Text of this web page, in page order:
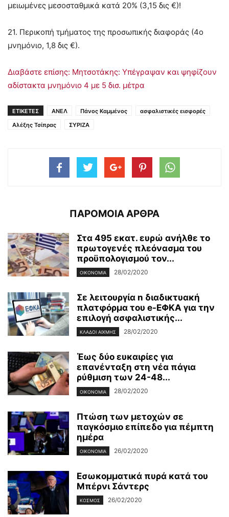
μειωμένες μεσοσταθμικά κατά 20% (3,15 δις €)!
21. Περικοπή τμήματος της προσωπικής διαφοράς (4ο
μνημόνιο, 1,8 δις €).
Διαβάστε επίσης: Μητσοτάκης: Υπέγραψαν και ψηφίζουν
αδίστακτα μνημόνιο 4 με 5 δισ. μέτρα
ΕΤΙΚΕΤΕΣ ΑΝΕΛ Πάνος Καμμένος
ασφαλιστικές εισφορές
Αλέξης Τσίπρας
ΣΥΡΙΖΑ
ΠΑΡΟΜΟΙΑ ΑΡΘΡΑ
Στα 495 εκατ. ευρώ ανήλθε το
πρωτογενές πλεόνασμα του
προϋπολογισμού τον...
ΟΙΚΟΝΟΜΊΑ 28/02/2020
Σε λειτουργία n διαδικτυακή
πλατφόρμα του e-ΕΦΚΑ για την
επιλογή ασφαλιστικής...
ΚΛΆΔΟΙ ΑΙΧΜΉΣ 28/02/2020
Έως δύο ευκαιρίες για
επανένταξη στη νέα πάγια
ρύθμιση των 24-48...
ΟΙΚΟΝΟΜΊΑ 28/02/2020
Πτώση των μετοχών σε
παγκόσμιο επίπεδο για πέμπτη
ημέρα
ΟΙΚΟΝΟΜΊΑ 26/02/2020
Εσωκομματικά πυρά κατά του
Μπέρνι Σάντερς
ΚΌΣΜΟΣ 26/02/2020